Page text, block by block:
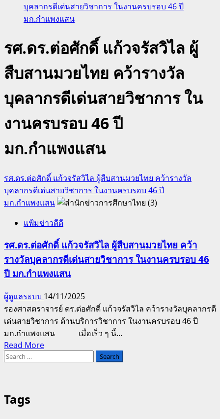
บุคลากรดีเด่นสายวิชาการ ในงานครบรอบ 46 ปี
มก.กำแพงแสน
รศ.ดร.ต่อศักดิ์ แก้วจรัสวิไล ผู้
สืบสานมวยไทย คว้ารางวัล
บุคลากรดีเด่นสายวิชาการ ใน
งานครบรอบ 46 ปี
มก.กำแพงแสน
รศ.ดร.ต่อศักดิ์ แก้วจรัสวิไล ผู้สืบสานมวยไทย คว้ารางวัล
บุคลากรดีเด่นสายวิชาการ ในงานครบรอบ 46 ปี
มก.กำแพงแสน
แฟ้มข่าวดีดี
รศ.ดร.ต่อศักดิ์ แก้วจรัสวิไล ผู้สืบสานมวยไทย คว้า
รางวัลบุคลากรดีเด่นสายวิชาการ ในงานครบรอบ 46
ปี มก.กำแพงแสน
ผู้ดูแลระบบ 14/11/2025
รองศาสตราจารย์ ดร.ต่อศักดิ์ แก้วจรัสวิไล คว้ารางวัลบุคลากรดี
เด่นสายวิชาการ ด้านบริการวิชาการ ในงานครบรอบ 46 ปี
มก.กำแพงแสน เมื่อเร็ว ๆ นี้...
Read MoreRead
Search
Tags